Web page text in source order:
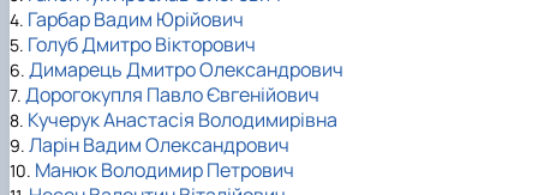
4. Гарбар Вадим Юрійович
5. Голуб Дмитро Вікторович
6. Димарець Дмитро Олександрович
7. Дорогокупля Павло Євгенійович
8. Кучерук Анастасія Володимирівна
9. Ларін Вадим Олександрович
10. Манюк Володимир Петрович